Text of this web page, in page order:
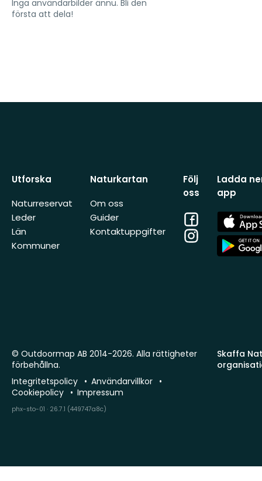
Inga användarbilder ännu. Bli den
första att dela!
Utforska
Naturreservat
Leder
Län
Kommuner
Naturkartan
Om oss
Guider
Kontaktuppgifter
Följ
oss
Facebook
Instagram
Ladda
app
App
Store
App
Store
Skaffa
© Outdoormap AB 2014-2026. Alla rättigheter
förbehållna.
Integritetspolicy
Användarvillkor
Cookiepolicy
Impressum
phx-sto-01 · 26.7.1 (449747a8c)